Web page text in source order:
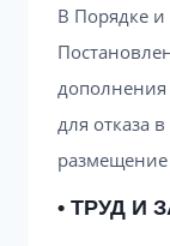
В Порядке
для отказа
размещение
• ТРУД И